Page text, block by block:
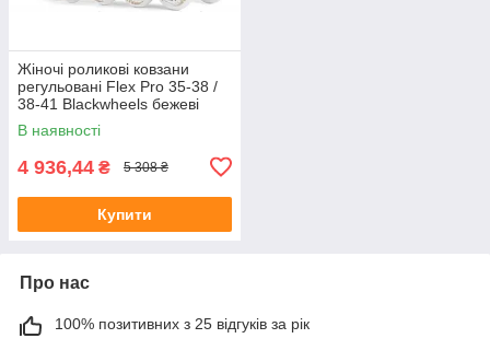
Жіночі роликові ковзани
регульовані Flex Pro 35-38 /
38-41 Blackwheels бежеві
В наявності
4 936,44 ₴ 5 308 ₴
Купити
Про нас
100% позитивних з 25 відгуків за рік